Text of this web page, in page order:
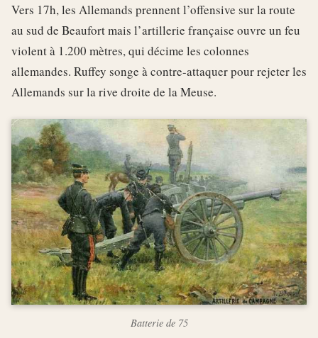
Vers 17h, les Allemands prennent l’offensive sur la route
au sud de Beaufort mais l’artillerie française ouvre un feu
violent à 1.200 mètres, qui décime les colonnes
allemandes. Ruffey songe à contre-attaquer pour rejeter les
Allemands sur la rive droite de la Meuse.
Batterie de 75